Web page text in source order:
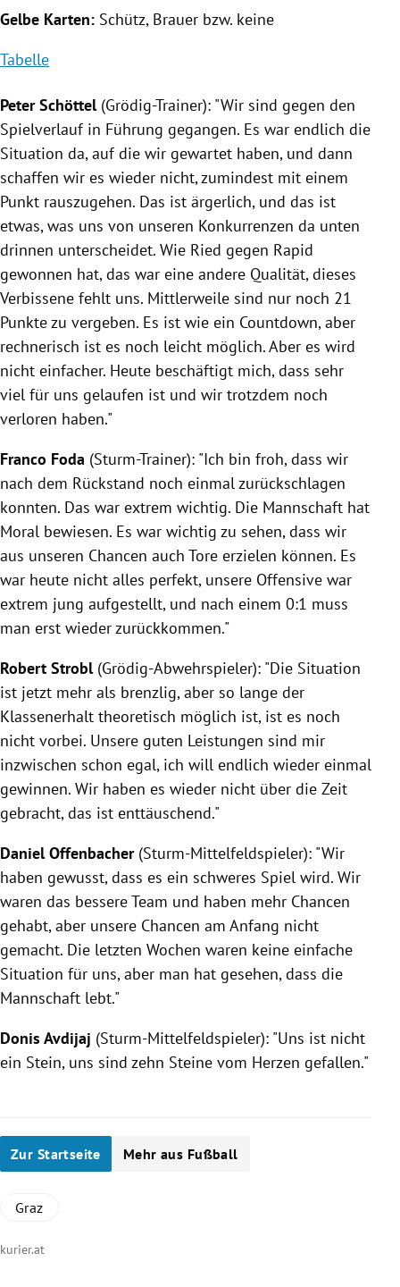
Gelbe Karten: Schütz, Brauer bzw. keine
Tabelle
Peter Schöttel(Grödig-Trainer): "Wir sind gegen den
Spielverlauf in Führung gegangen. Es war endlich die
Situation da, auf die wir gewartet haben, und dann
schaffen wir es wieder nicht, zumindest mit einem
Punkt rauszugehen. Das ist ärgerlich, und das ist
etwas, was uns von unseren Konkurrenzen da unten
drinnen unterscheidet. Wie Ried gegen Rapid
gewonnen hat, das war eine andere Qualität, dieses
Verbissene fehlt uns. Mittlerweile sind nur noch 21
Punkte zu vergeben. Es ist wie ein Countdown, aber
rechnerisch ist es noch leicht möglich. Aber es wird
nicht einfacher. Heute beschäftigt mich, dass sehr
viel für uns gelaufen ist und wir trotzdem noch
verloren haben."
Franco Foda (Sturm-Trainer): "Ich bin froh, dass wir
nach dem Rückstand noch einmal zurückschlagen
konnten. Das war extrem wichtig. Die Mannschaft hat
Moral bewiesen. Es war wichtig zu sehen, dass wir
aus unseren Chancen auch Tore erzielen können. Es
war heute nicht alles perfekt, unsere Offensive war
extrem jung aufgestellt, und nach einem 0:1 muss
man erst wieder zurückkommen."
Robert Strobl(Grödig-Abwehrspieler): "Die Situation
ist jetzt mehr als brenzlig, aber so lange der
Klassenerhalt theoretisch möglich ist, ist es noch
nicht vorbei. Unsere guten Leistungen sind mir
inzwischen schon egal, ich will endlich wieder einmal
gewinnen. Wir haben es wieder nicht über die Zeit
gebracht, das ist enttäuschend."
Daniel Offenbacher(Sturm-Mittelfeldspieler): "Wir
haben gewusst, dass es ein schweres Spiel wird. Wir
waren das bessere Team und haben mehr Chancen
gehabt, aber unsere Chancen am Anfang nicht
gemacht. Die letzten Wochen waren keine einfache
Situation für uns, aber man hat gesehen, dass die
Mannschaft lebt."
Donis Avdijaj (Sturm-Mittelfeldspieler): "Uns ist nicht
ein Stein, uns sind zehn Steine vom Herzen gefallen."
Zur Startseite Mehr aus Fußball
Graz
kurier.at